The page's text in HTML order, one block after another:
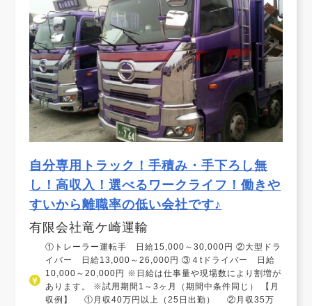
自分専用トラック！手積み・手下ろし無
し！高収入！選べるワークライフ！働きや
すいから離職率の低い会社です♪
有限会社竜ケ崎運輸
①トレーラー運転手 日給15,000～30,000円 ②大型ドラ
イバー 日給13,000～26,000円 ③４tドライバー 日給
10,000～20,000円 ※日給は仕事量や現場数により割増が
あります。 ※試用期間1～3ヶ月（期間中条件同じ） 【月
収例】 ①月収40万円以上（25日出勤） ②月収35万